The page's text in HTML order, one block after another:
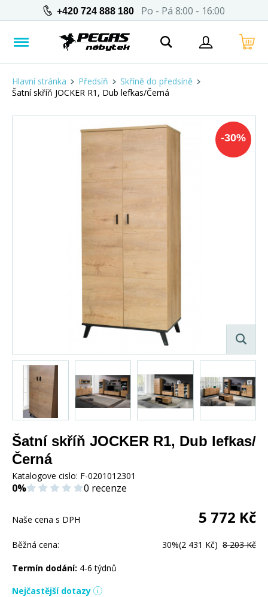
+420 724 888 180 Po - Pá 8:00 - 16:00
Hlavní stránka Předsíň
Skříně do předsíně
Šatní skříň JOCKER R1, Dub lefkas/Černá
-30%
Šatní skříň JOCKER R1, Dub lefkas/
Černá
Katalogove cislo: F-0201012301
0% 0 recenze
Naše cena s DPH 5 772 Kč
Běžná cena: 30%(2 431 Kč) 8 203 Kč
Termín dodání: 4-6 týdnů
Nejčastější dotazy